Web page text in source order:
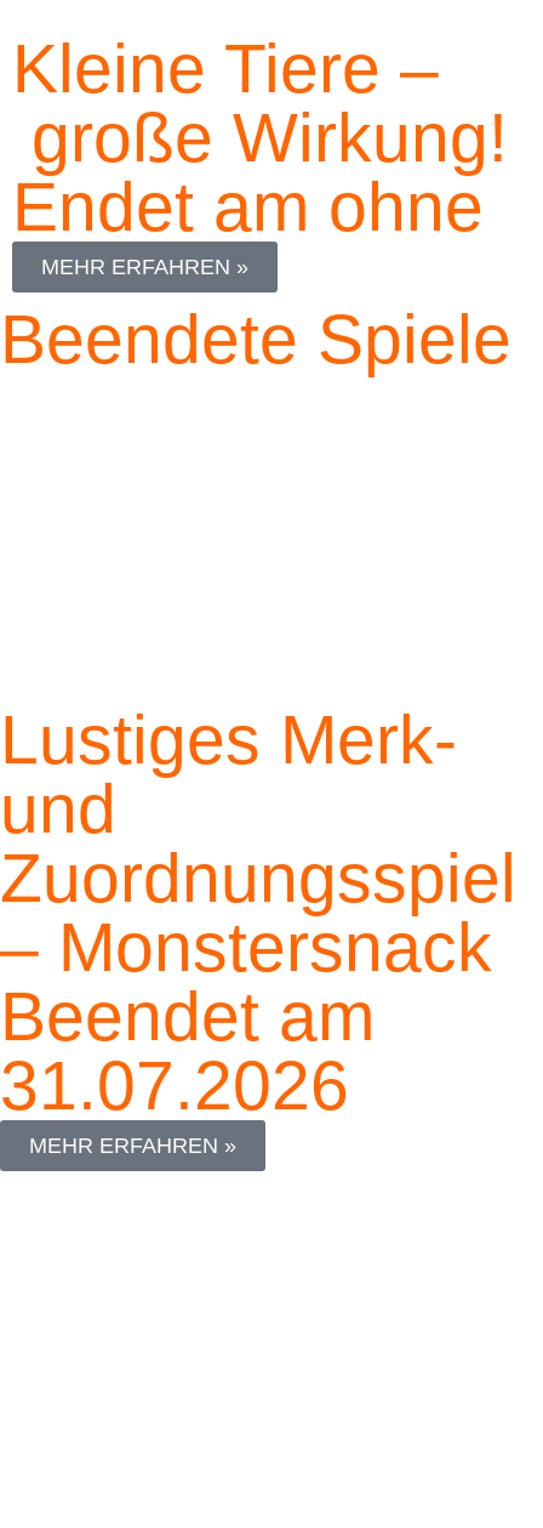
Kleine Tiere –
große Wirkung!
Endet am ohne
MEHR ERFAHREN »
Beendete Spiele
Lustiges Merk-
und
Zuordnungsspiel
– Monstersnack
Beendet am
31.07.2026
MEHR ERFAHREN »